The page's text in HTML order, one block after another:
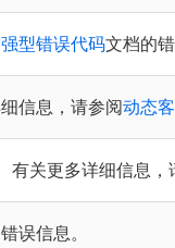
型错误代码文档的错
信息，请参阅动态
有关更多详细信息，
误信息。